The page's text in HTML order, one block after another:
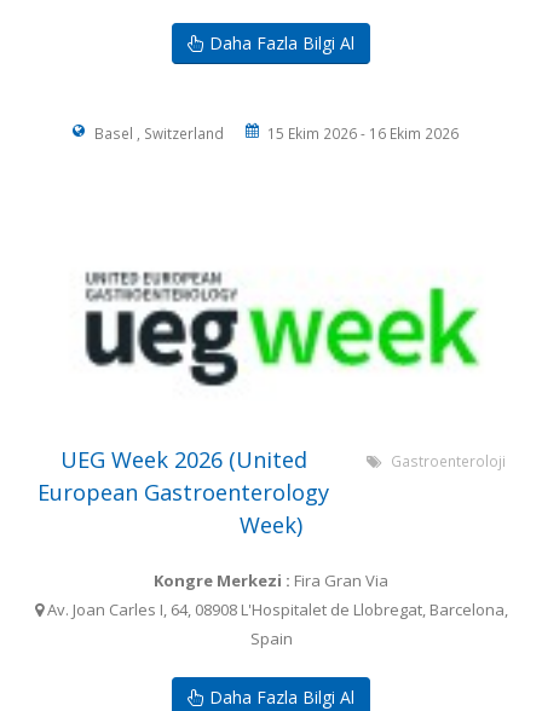
Daha Fazla Bilgi Al
Basel , Switzerland 15 Ekim 2026 - 16 Ekim 2026
Gastroenteroloji
UEG Week 2026 (United
European Gastroenterology
Week)
Kongre Merkezi : Fira Gran Via
Av. Joan Carles I, 64, 08908 L'Hospitalet de Llobregat, Barcelona,
Spain
Daha Fazla Bilgi Al